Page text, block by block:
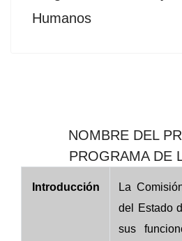
Humanos
NOMBRE DEL
PROGRAMA DE
Introducción
La
del Estado
sus